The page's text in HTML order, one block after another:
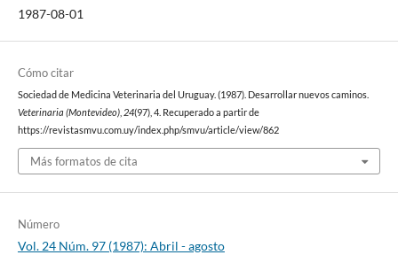
1987-08-01
Cómo citar
Sociedad de Medicina Veterinaria del Uruguay. (1987). Desarrollar nuevos caminos.
Veterinaria (Montevideo), 24(97), 4. Recuperado a partir de
https://revistasmvu.com.uy/index.php/smvu/article/view/862
Más formatos de cita
Número
Vol. 24 Núm. 97 (1987): Abril - agosto